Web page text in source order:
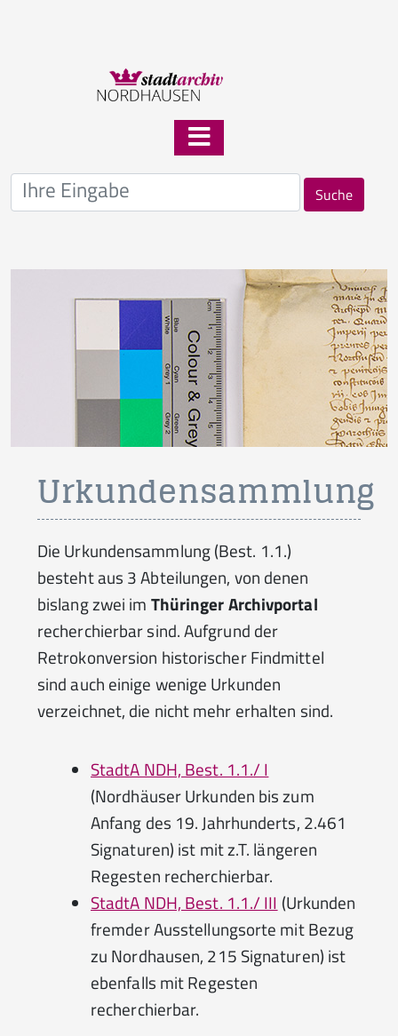
Suche
Urkundensammlung
Die Urkundensammlung (Best. 1.1.)
besteht aus 3 Abteilungen, von denen
bislang zwei im Thüringer Archivportal
recherchierbar sind. Aufgrund der
Retrokonversion historischer Findmittel
sind auch einige wenige Urkunden
verzeichnet, die nicht mehr erhalten sind.
StadtA NDH, Best. 1.1./ I
(Nordhäuser Urkunden bis zum
Anfang des 19. Jahrhunderts, 2.461
Signaturen) ist mit z.T. längeren
Regesten recherchierbar.
StadtA NDH, Best. 1.1./ III (Urkunden
fremder Ausstellungsorte mit Bezug
zu Nordhausen, 215 Signaturen) ist
ebenfalls mit Regesten
recherchierbar.